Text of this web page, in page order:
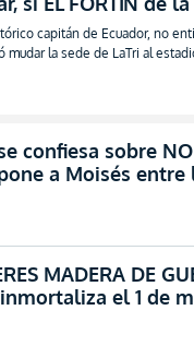
a Moisés entre
(FOTO)